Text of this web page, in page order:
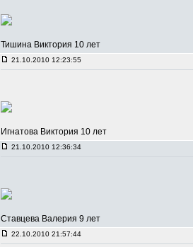
Тишина Виктория 10 лет
21.10.2010 12:23:55
Игнатова Виктория 10 лет
21.10.2010 12:36:34
Ставцева Валерия 9 лет
22.10.2010 21:57:44